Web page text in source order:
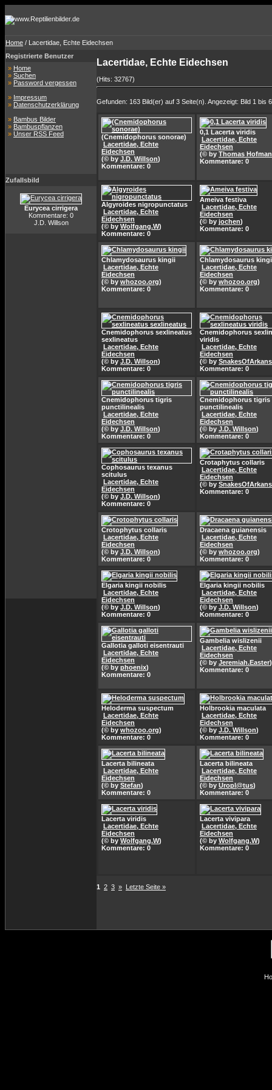
Home / Lacertidae, Echte Eidechsen
Registrierte Benutzer
» Home
» Suchen
» Password vergessen
» Impressum
» Datenschutzerklärung
» Bambus Bilder
» Bambuspflanzen
» Unser RSS Feed
Zufallsbild
Eurycea cirrigera
Kommentare: 0
J.D. Willson
Lacertidae, Echte Eidechsen
(Hits: 32767)
Gefunden: 163 Bild(er) auf 3 Seite(n). Angezeigt: Bild 1 bis
(Cnemidophorus sonorae)
Lacertidae, Echte
Eidechsen
(© by J.D. Willson)
Kommentare: 0
0,1 Lacerta viridis
Lacertidae, Echte
Eidechsen
(© by Thomas
Kommentare: 0
Algyroides nigropunctatus
Lacertidae, Echte
Eidechsen
(© by Wolfgang.W)
Kommentare: 0
Ameiva festiva
Lacertidae, Echte
Eidechsen
(© by jochen)
Kommentare: 0
Chlamydosaurus kingii
Lacertidae, Echte
Eidechsen
(© by whozoo.org)
Kommentare: 0
Chlamydosaurus
Lacertidae, Echte
Eidechsen
(© by whozoo.org)
Kommentare: 0
Cnemidophorus sexlineatus
sexlineatus
Lacertidae, Echte
Eidechsen
(© by J.D. Willson)
Kommentare: 0
Cnemidophorus
viridis
Lacertidae, Echte
Eidechsen
(© by
Kommentare: 0
Cnemidophorus tigris
punctilinealis
Lacertidae, Echte
Eidechsen
(© by J.D. Willson)
Kommentare: 0
Cnemidophorus tigris
punctilinealis
Lacertidae, Echte
Eidechsen
(© by J.D. Willson)
Kommentare: 0
Cophosaurus texanus
scitulus
Lacertidae, Echte
Eidechsen
(© by J.D. Willson)
Kommentare: 0
Crotaphytus collaris
Lacertidae, Echte
Eidechsen
(© by
Kommentare: 0
Crotophytus collaris
Lacertidae, Echte
Eidechsen
(© by J.D. Willson)
Kommentare: 0
Dracaena guianensis
Lacertidae, Echte
Eidechsen
(© by whozoo.org)
Kommentare: 0
Elgaria kingii nobilis
Lacertidae, Echte
Eidechsen
(© by J.D. Willson)
Kommentare: 0
Elgaria kingii nobilis
Lacertidae, Echte
Eidechsen
(© by J.D. Willson)
Kommentare: 0
Gallotia galloti eisentrauti
Lacertidae, Echte
Eidechsen
(© by phoenix)
Kommentare: 0
Gambelia wislizenii
Lacertidae, Echte
Eidechsen
(© by Jeremiah.Easter)
Kommentare: 0
Heloderma suspectum
Lacertidae, Echte
Eidechsen
(© by whozoo.org)
Kommentare: 0
Holbrookia maculata
Lacertidae, Echte
Eidechsen
(© by J.D. Willson)
Kommentare: 0
Lacerta bilineata
Lacertidae, Echte
Eidechsen
(© by Stefan)
Kommentare: 0
Lacerta bilineata
Lacertidae, Echte
Eidechsen
(© by Uropl@tus)
Kommentare: 0
Lacerta viridis
Lacertidae, Echte
Eidechsen
(© by Wolfgang.W)
Kommentare: 0
Lacerta vivipara
Lacertidae, Echte
Eidechsen
(© by Wolfgang.W)
Kommentare: 0
1 2 3 » Letzte Seite »